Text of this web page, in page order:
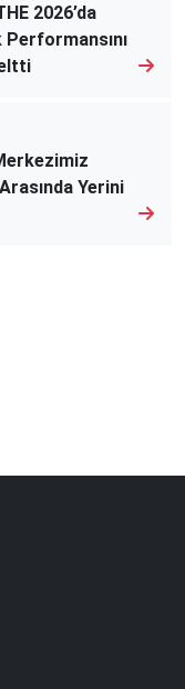
2026’da
Yerini